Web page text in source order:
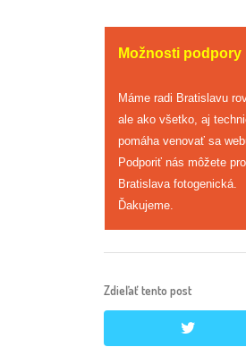
Možnosti
Máme radi Bratislavu
ale ako všetko, aj
pomáha venovať sa
Podporiť nás môžete
Bratislava fotogenická.
Ďakujeme.
Zdieľať tento post
twitter